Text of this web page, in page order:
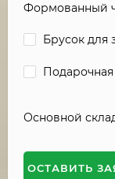
Формованный
Брусок для
Подарочная
Основной
ОСТАВИТЬ